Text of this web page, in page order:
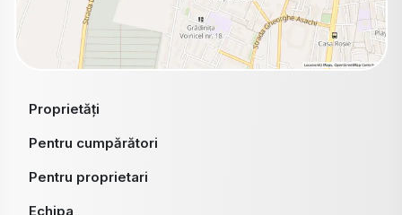
Proprietăți
Pentru cumpărători
Pentru proprietari
Echipa